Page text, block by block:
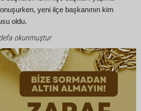
yeni ilçe başkanının kim
oldu.
okunmuştur